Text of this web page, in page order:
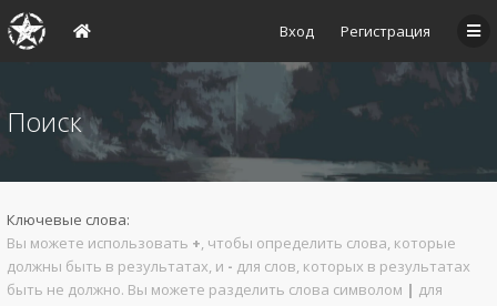
Вход Регистрация
Поиск
Ключевые слова:
Вы можете использовать +, чтобы определить слова, которые
должны быть в результатах, и - для слов, которых в результатах
быть не должно. Вы можете разделить слова символом | для